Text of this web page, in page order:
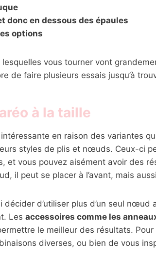
donc en dessous des épaules
options
vous tourner vont
de faire plusieurs essais jusqu’à
à la taille
en raison des variantes
styles de plis et nœuds. Ceux-ci
et vous pouvez aisément avoir des
il peut se placer à l’avant, mais
décider d’utiliser plus d’un seul nœud
Les accessoires comme les
le meilleur des résultats.
diverses, ou bien de vous